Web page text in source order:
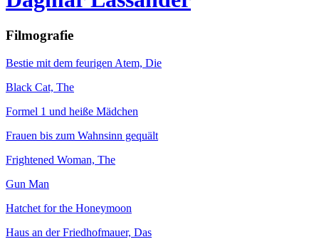
Filmografie
Bestie mit dem feurigen Atem, Die
Black Cat, The
Formel 1 und heiße Mädchen
Frauen bis zum Wahnsinn gequält
Frightened Woman, The
Gun Man
Hatchet for the Honeymoon
Haus an der Friedhofmauer, Das